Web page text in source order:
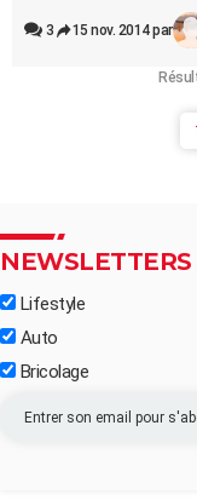
3 15 nov. 2014 par
NEWSLETTERS
Lifestyle
Auto
Bricolage